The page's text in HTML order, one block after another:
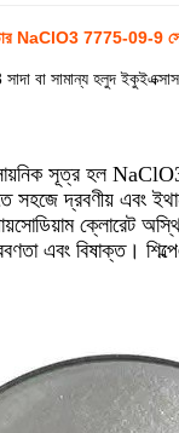
NaClO3 7775-09-9
বা সামান্য হলুদ
সূত্র হল
সহজে দ্রবণীয় এবং
ক্লোরেট
এবং বিষাক্ত।